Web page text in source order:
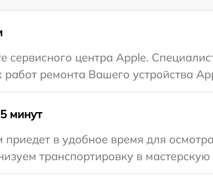
сервисного центра Apple.
ремонта Вашего устройства
минут
в удобное время для
транспортировку в